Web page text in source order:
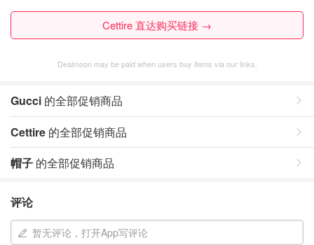
Cettire 直达购买链接 →
Dealmoon may be paid when users buy items via our links.
Gucci 的全部促销商品
Cettire 的全部促销商品
帽子 的全部促销商品
评论
暂无评论，打开App写评论